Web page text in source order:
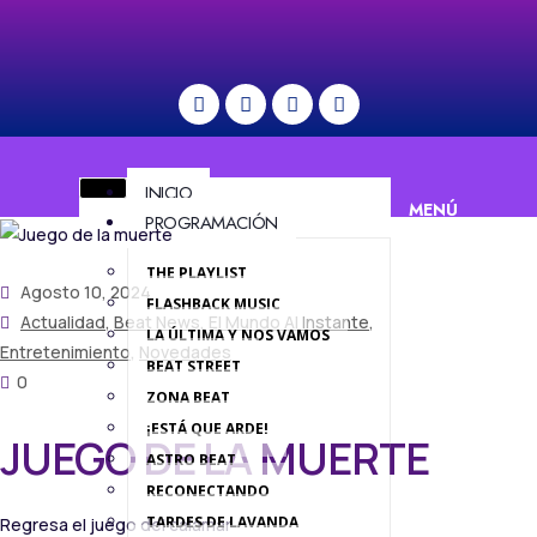
INICIO
PROGRAMACIÓN
THE PLAYLIST
FLASHBACK MUSIC
LA ÚLTIMA Y NOS VAMOS
BEAT STREET
ZONA BEAT
¡ESTÁ QUE ARDE!
ASTRO BEAT
RECONECTANDO
TARDES DE LAVANDA
MENÚ
Agosto 10, 2024
Actualidad, Beat News El Mundo Al Instante,
Entretenimiento Novedades
0
JUEGO DE LA MUERTE
Regresa el juego del calamar